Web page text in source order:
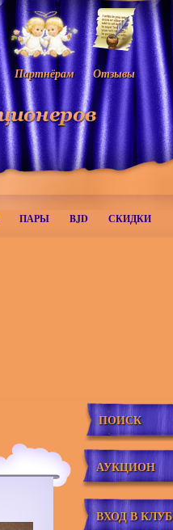
Партнёрам Отзывы
ПАРЫ BJD СКИДКИ
ПОИСК
АУКЦИОН
ВХОД В КЛУБ